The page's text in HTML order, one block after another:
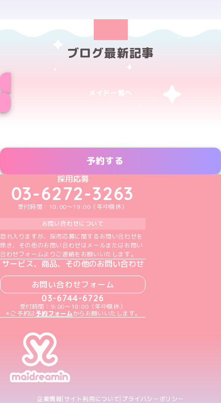
ブログ最新記事
メイド一覧へ
予約する
めいどりーみんTikTok公式アカウント
めいどりーみんX公式アカウント
めいどりーみんInstagram公式アカウント
めいどりーみんFacebook公式アカウン
めいどりーみんYouTube公式アカ
採用応募
03-6272-3263
受付時間：10:00～19:00（年中無休）
お問い合わせについて
恐れ入りますが、採用応募に関するお問い合わせを
除き、その他のお問い合わせはメールまたはお問い
合わせフォームよりご連絡をお願いいたします。
サービス、商品、その他のお問い合わせ
お問い合わせフォーム
03-6744-6726
受付時間：9:00～18:00（年中無休）
＊ご予約は予約フォームからお願いいたします。
企業情報 サイト利用について プライバシーポリシー